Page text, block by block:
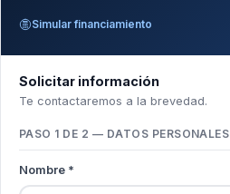
Simular financiamiento
Solicitar información
Te contactaremos a la brevedad.
PASO 1 DE 2 — DATOS PERSONALES
Nombre *